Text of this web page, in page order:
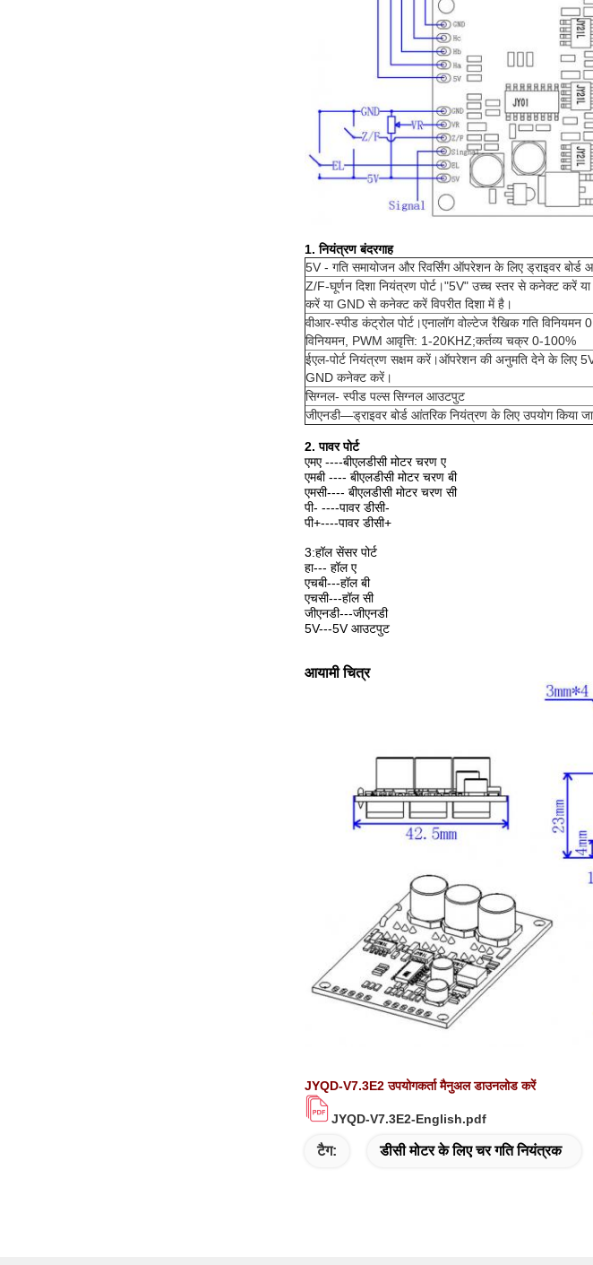
1. नियंत्रण बंदरगाह
5V - गति समायोजन और रिवर्सिंग ऑपरेशन के लिए ड्राइवर बोर्ड
Z/F-घूर्णन दिशा नियंत्रण पोर्ट।"5V" उच्च स्तर से कनेक्ट करें
करें या GND से कनेक्ट करें विपरीत दिशा में है।
वीआर-स्पीड कंट्रोल पोर्ट।एनालॉग वोल्टेज रैखिक गति
विनियमन, PWM आवृत्ति: 1-20KHZ;कर्तव्य चक्र 0-100%
ईएल-पोर्ट नियंत्रण सक्षम करें।ऑपरेशन की अनुमति देने के लिए
GND कनेक्ट करें।
सिग्नल- स्पीड पल्स सिग्नल आउटपुट
जीएनडी—ड्राइवर बोर्ड आंतरिक नियंत्रण के लिए उपयोग किया
2. पावर पोर्ट
एमए ----बीएलडीसी मोटर चरण ए
एमबी ---- बीएलडीसी मोटर चरण बी
एमसी---- बीएलडीसी मोटर चरण सी
पी- ----पावर डीसी-
पी+----पावर डीसी+
3:हॉल सेंसर पोर्ट
हा--- हॉल ए
एचबी---हॉल बी
एचसी---हॉल सी
जीएनडी---जीएनडी
5V---5V आउटपुट
आयामी चित्र
JYQD-V7.3E2 उपयोगकर्ता मैनुअल डाउनलोड करें
JYQD-V7.3E2-English.pdf
टैग: डीसी मोटर के लिए चर गति नियंत्रक